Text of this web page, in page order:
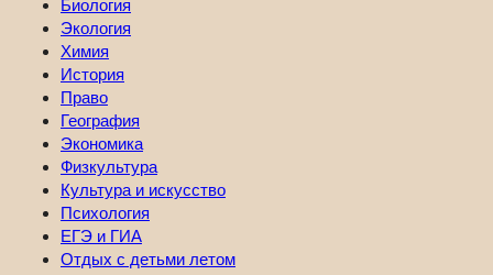
Биология
Экология
Химия
История
Право
География
Экономика
Физкультура
Культура и искусство
Психология
ЕГЭ и ГИА
Отдых с детьми летом